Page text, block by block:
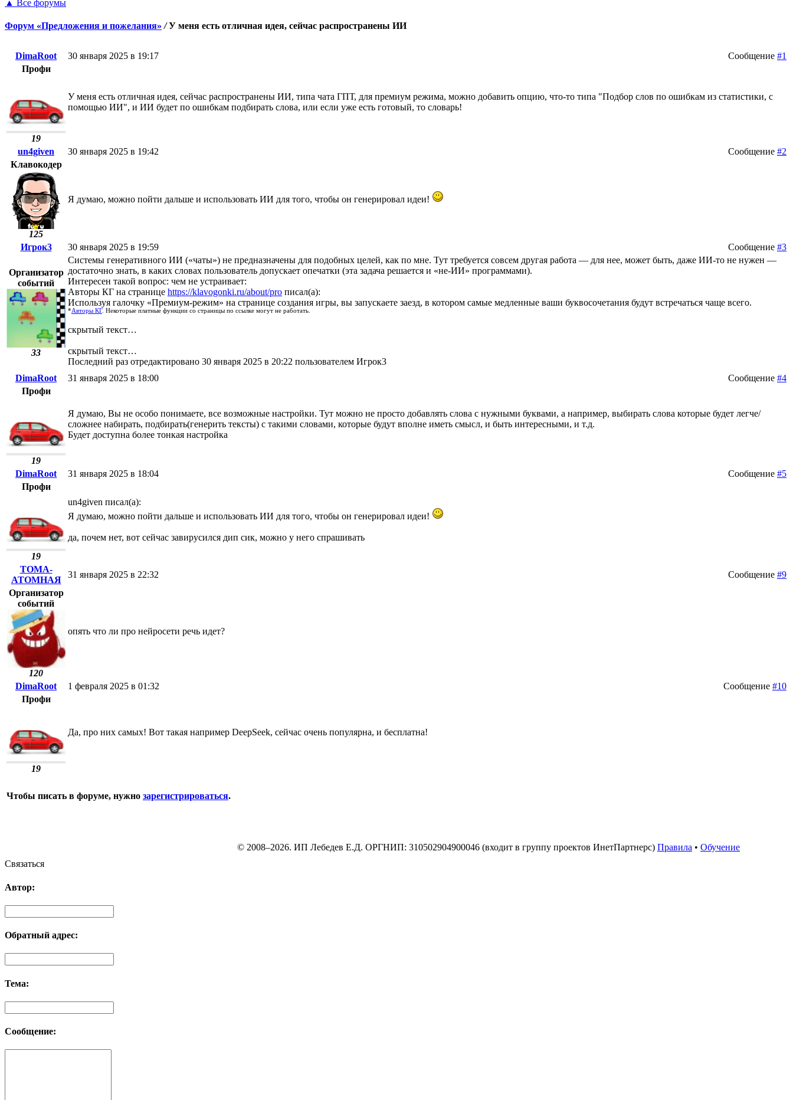
▲ Все форумы
Форум «Предложения и пожелания» / У меня есть отличная идея, сейчас распространены ИИ
DimaRoot Сообщение #1
30 января 2025 в 19:17
Профи
19
У меня есть отличная идея, сейчас распространены ИИ, типа чата ГПТ, для премиум режима, можно добавить опцию, что-то типа "Подбор слов по ошибкам из статистики, с
помощью ИИ", и ИИ будет по ошибкам подбирать слова, или если уже есть готовый, то словарь!
un4given Сообщение #2
30 января 2025 в 19:42
Клавокодер
125
Я думаю, можно пойти дальше и использовать ИИ для того, чтобы он генерировал идеи!
Игрок3 Сообщение #3
30 января 2025 в 19:59
Организатор
событий
33
Системы генеративного ИИ («чаты») не предназначены для подобных целей, как по мне. Тут требуется совсем другая работа — для нее, может быть, даже ИИ-то не нужен —
достаточно знать, в каких словах пользователь допускает опечатки (эта задача решается и «не-ИИ» программами).
Интересен такой вопрос: чем не устраивает:
Авторы КГ на странице https://klavogonki.ru/about/pro писал(а):
Используя галочку «Премиум-режим» на странице создания игры, вы запускаете заезд, в котором самые медленные ваши буквосочетания будут встречаться чаще всего.
*Авторы КГ. Некоторые платные функции со страницы по ссылке могут не работать.
скрытый текст…
скрытый текст…
Последний раз отредактировано 30 января 2025 в 20:22 пользователем Игрок3
DimaRoot
Сообщение #4
31 января 2025 в 18:00
Профи
19
Я думаю, Вы не особо понимаете, все возможные настройки. Тут можно не просто добавлять слова с нужными буквами, а например, выбирать слова которые будет легче/
сложнее набирать, подбирать(генерить тексты) с такими словами, которые будут вполне иметь смысл, и быть интересными, и т.д.
Будет доступна более тонкая настройка
DimaRoot Сообщение #5
31 января 2025 в 18:04
Профи
19
un4given писал(а):
Я думаю, можно пойти дальше и использовать ИИ для того, чтобы он генерировал идеи!
да, почем нет, вот сейчас завирусился дип сик, можно у него спрашивать
ТОМА-
АТОМНАЯ
Сообщение #9
31 января 2025 в 22:32
Организатор
событий
120
опять что ли про нейросети речь идет?
DimaRoot Сообщение #10
1 февраля 2025 в 01:32
Профи
19
Да, про них самых! Вот такая например DeepSeek, сейчас очень популярна, и бесплатна!
Чтобы писать в форуме, нужно зарегистрироваться.
© 2008–2026. ИП Лебедев Е.Д. ОРГНИП: 310502904900046 (входит в группу проектов ИнетПартнерс) Правила • Обучение
Связаться
Автор:
Обратный адрес:
Тема:
Сообщение: